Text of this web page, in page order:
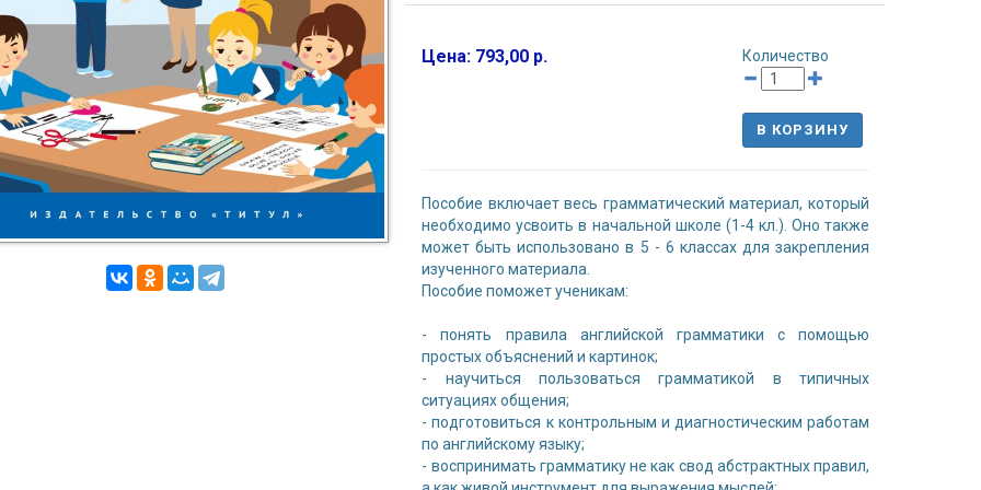
Цена: 793,00 р. Количество
В КОРЗИНУ
Пособие включает весь грамматический материал, который
необходимо усвоить в начальной школе (1-4 кл.). Оно также
может быть использовано в 5 - 6 классах для закрепления
изученного материала.
Пособие поможет ученикам:
- понять правила английской грамматики с помощью
простых объяснений и картинок;
- научиться пользоваться грамматикой в типичных
ситуациях общения;
- подготовиться к контрольным и диагностическим работам
по английскому языку;
- воспринимать грамматику не как свод абстрактных правил,